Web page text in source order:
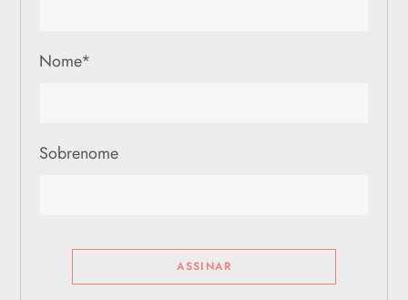
Nome*
Sobrenome